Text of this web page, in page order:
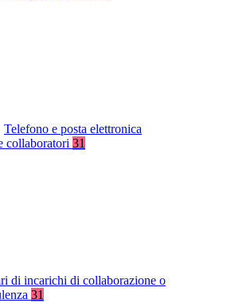
Telefono e posta elettronica
collaboratori 31
di incarichi di collaborazione o
31